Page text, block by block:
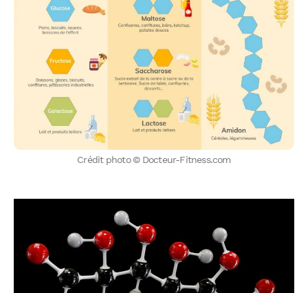
Crédit photo © Docteur-Fitness.com